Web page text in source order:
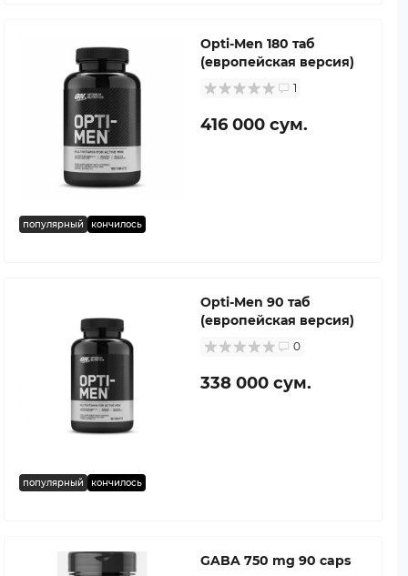
популярный кончилось
Opti-Men 180 таб
(европейская версия)
1
416 000 сум.
популярный кончилось
Opti-Men 90 таб
(европейская версия)
0
338 000 сум.
GABA 750 mg 90 caps